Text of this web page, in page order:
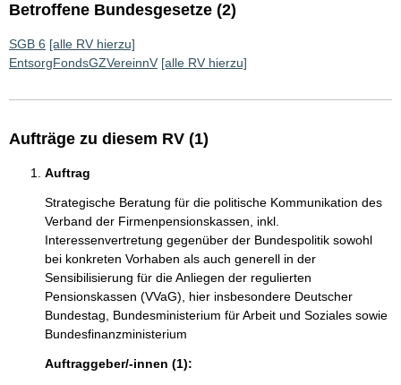
Betroffene Bundesgesetze (2)
SGB 6 [alle RV hierzu]
EntsorgFondsGZVereinnV [alle RV hierzu]
Aufträge zu diesem RV (1)
Auftrag
Strategische Beratung für die politische Kommunikation des
Verband der Firmenpensionskassen, inkl.
Interessenvertretung gegenüber der Bundespolitik sowohl
bei konkreten Vorhaben als auch generell in der
Sensibilisierung für die Anliegen der regulierten
Pensionskassen (VVaG), hier insbesondere Deutscher
Bundestag, Bundesministerium für Arbeit und Soziales sowie
Bundesfinanzministerium
Auftraggeber/-innen (1):